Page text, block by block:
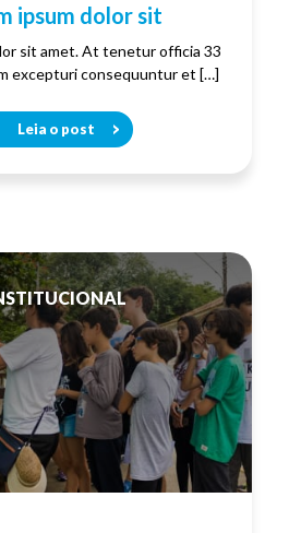
ipsum dolor sit
sit amet. At tenetur officia 33
excepturi consequuntur et […]
Leia o post